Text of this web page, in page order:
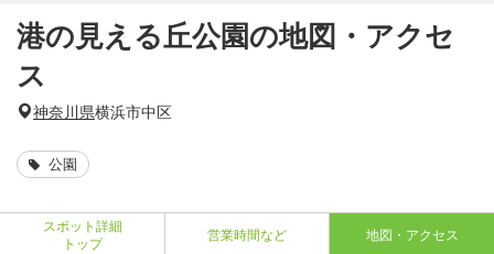
港の見える丘公園の地図・アクセ
ス
神奈川県横浜市中区
公園
スポット詳細
トップ
営業時間など 地図・アクセス